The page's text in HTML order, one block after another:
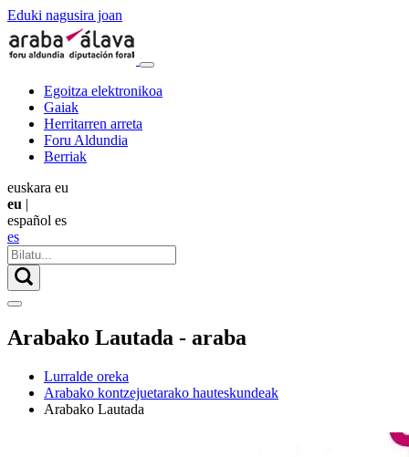
Eduki nagusira joan
Egoitza elektronikoa
Gaiak
Herritarren arreta
Foru Aldundia
Berriak
euskara eu
eu |
español es
es
Arabako Lautada - araba
Lurralde oreka
Arabako kontzejuetarako hauteskundeak
Arabako Lautada